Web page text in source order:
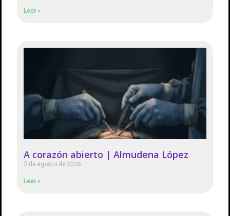
Leer »
A corazón abierto | Almudena López
2 de agosto de 2026
Leer »